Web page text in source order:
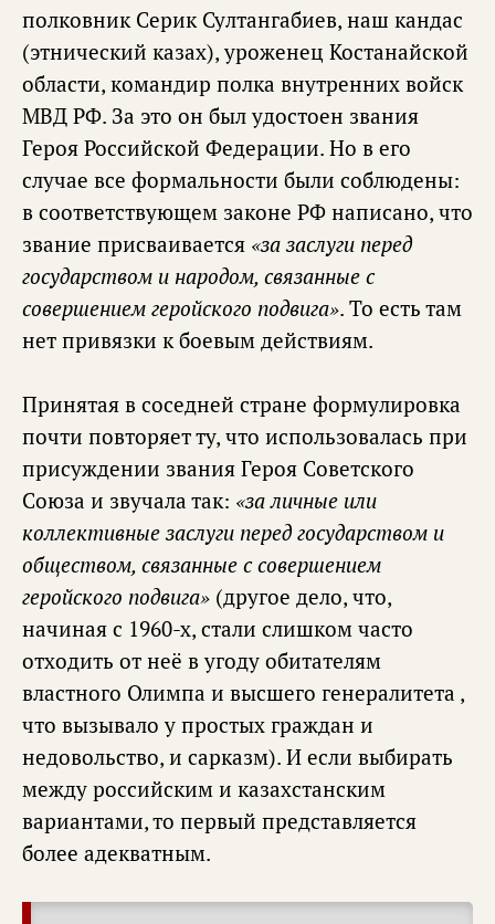
полковник Серик Султангабиев, наш кандас
(этнический казах), уроженец Костанайской
области, командир полка внутренних войск
МВД РФ. За это он был удостоен звания
Героя Российской Федерации. Но в его
случае все формальности были соблюдены:
в соответствующем законе РФ написано, что
звание присваивается «за заслуги перед
государством и народом, связанные с
совершением геройского подвига». То есть там
нет привязки к боевым действиям.
Принятая в соседней стране формулировка
почти повторяет ту, что использовалась при
присуждении звания Героя Советского
Союза и звучала так: «за личные или
коллективные заслуги перед государством и
обществом, связанные с совершением
геройского подвига» (другое дело, что,
начиная с 1960-х, стали слишком часто
отходить от неё в угоду обитателям
властного Олимпа и высшего генералитета ,
что вызывало у простых граждан и
недовольство, и сарказм). И если выбирать
между российским и казахстанским
вариантами, то первый представляется
более адекватным.